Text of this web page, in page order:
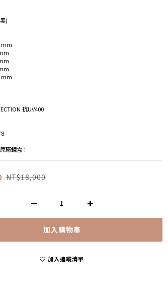
)
mm
mm
抗UV400
廠鏡盒！
NT$18,000
加入購物車
加入追蹤清單